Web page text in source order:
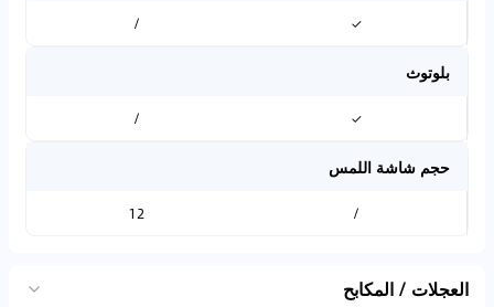
✓
/
بلوتوث
✓
/
حجم شاشة اللمس
/
12
العجلات / المكابح